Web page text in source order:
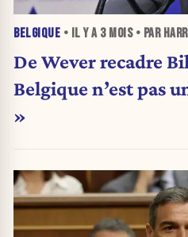
BELGIQUE • IL Y A 3 MOIS• PAR
De Wever recadre
Belgique n’est pas
»